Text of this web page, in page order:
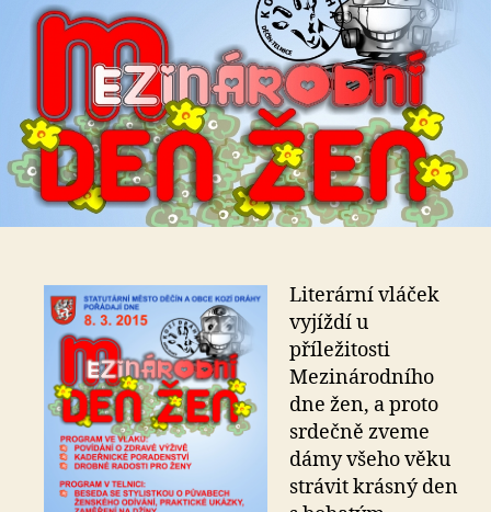
Literární vláček
vyjíždí u
příležitosti
Mezinárodního
dne žen, a proto
srdečně zveme
dámy všeho věku
strávit krásný den